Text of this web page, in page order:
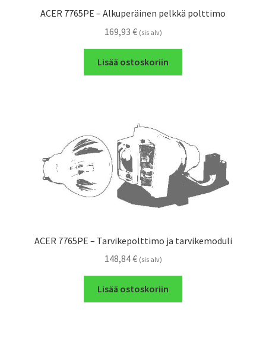
ACER 7765PE – Alkuperäinen pelkkä polttimo
169,93 € (sis alv)
Lisää ostoskoriin
ACER 7765PE – Tarvikepolttimo ja tarvikemoduli
148,84€ (sis alv)
Lisää ostoskoriin